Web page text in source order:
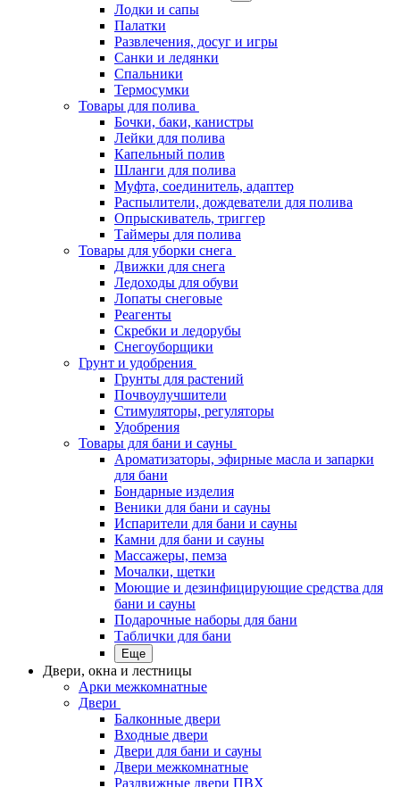
Лодки и сапы
Палатки
Развлечения, досуг и игры
Санки и ледянки
Спальники
Термосумки
Товары для полива
Бочки, баки, канистры
Лейки для полива
Капельный полив
Шланги для полива
Муфта, соединитель, адаптер
Распылители, дождеватели для полива
Опрыскиватель, триггер
Таймеры для полива
Товары для уборки снега
Движки для снега
Ледоходы для обуви
Лопаты снеговые
Реагенты
Скребки и ледорубы
Снегоуборщики
Грунт и удобрения
Грунты для растений
Почвоулучшители
Стимуляторы, регуляторы
Удобрения
Товары для бани и сауны
Ароматизаторы, эфирные масла и запарки
для бани
Бондарные изделия
Веники для бани и сауны
Испарители для бани и сауны
Камни для бани и сауны
Массажеры, пемза
Мочалки, щетки
Моющие и дезинфицирующие средства для
бани и сауны
Подарочные наборы для бани
Таблички для бани
Еще
Двери, окна и лестницы
Арки межкомнатные
Двери
Балконные двери
Входные двери
Двери для бани и сауны
Двери межкомнатные
Раздвижные двери ПВХ